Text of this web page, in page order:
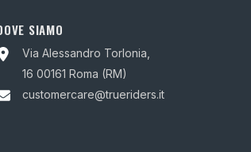
SIAMO
Via Alessandro Torlonia,
16 00161 Roma (RM)
customercare@trueriders.it